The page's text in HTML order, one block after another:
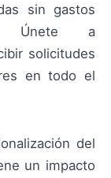
sin gastos
Únete a
solicitudes
en todo el
del
un impacto